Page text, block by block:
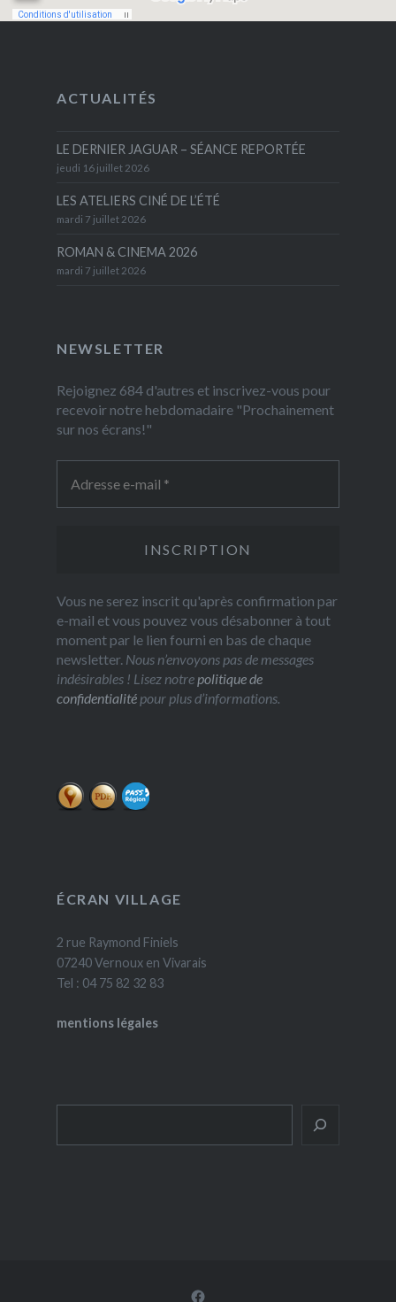
ACTUALITÉS
LE DERNIER JAGUAR – SÉANCE REPORTÉE
jeudi 16 juillet 2026
LES ATELIERS CINÉ DE L’ÉTÉ
mardi 7 juillet 2026
ROMAN & CINEMA 2026
mardi 7 juillet 2026
NEWSLETTER
Rejoignez 684 d'autres et inscrivez-vous pour
recevoir notre hebdomadaire "Prochainement
sur nos écrans!"
Vous ne serez inscrit qu'après confirmation par
e-mail et vous pouvez vous désabonner à tout
moment par le lien fourni en bas de chaque
newsletter. Nous n’envoyons pas de messages
indésirables ! Lisez notrepolitique de
confidentialitépour plus d’informations.
ÉCRAN VILLAGE
2 rue Raymond Finiels
07240 Vernoux en Vivarais
Tel : 04 75 82 32 83
mentions légales
Facebook